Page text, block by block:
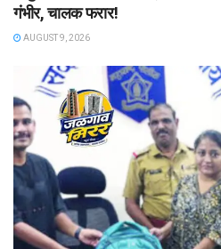
गंभीर, चालक फरार!
AUGUST 9, 2026